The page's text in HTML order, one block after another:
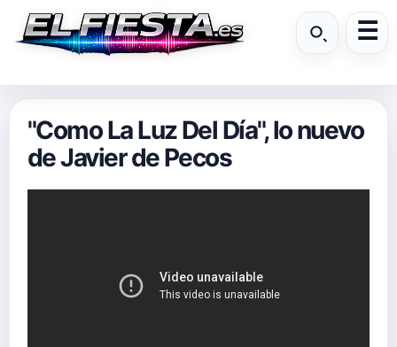
"Como La Luz Del Día", lo nuevo
de Javier de Pecos